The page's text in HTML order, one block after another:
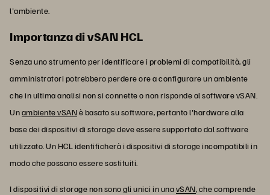
l'ambiente.
Importanza di vSAN HCL
Senza uno strumento per identificare i problemi di compatibilità, gli
amministratori potrebbero perdere ore a configurare un ambiente
che in ultima analisi non si connette o non risponde al software vSAN.
Unambiente vSANè basato su software, pertanto l'hardware alla
base dei dispositivi di storage deve essere supportato dal software
utilizzato. Un HCL identificherà i dispositivi di storage incompatibili in
modo che possano essere sostituiti.
I dispositivi di storage non sono gli unici in unavSAN, che comprende